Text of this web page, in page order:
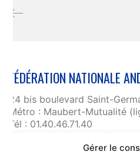
Gérer le
FÉDÉRATION NATIONALE
24 bis boulevard Saint-
Métro : Maubert-Mutualité
Tél : 01.40.46.71.40
fnam@maginot.asso.fr